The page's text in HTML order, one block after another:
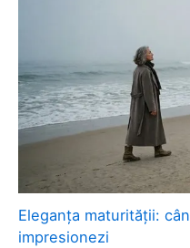
Eleganța maturității:
impresionezi